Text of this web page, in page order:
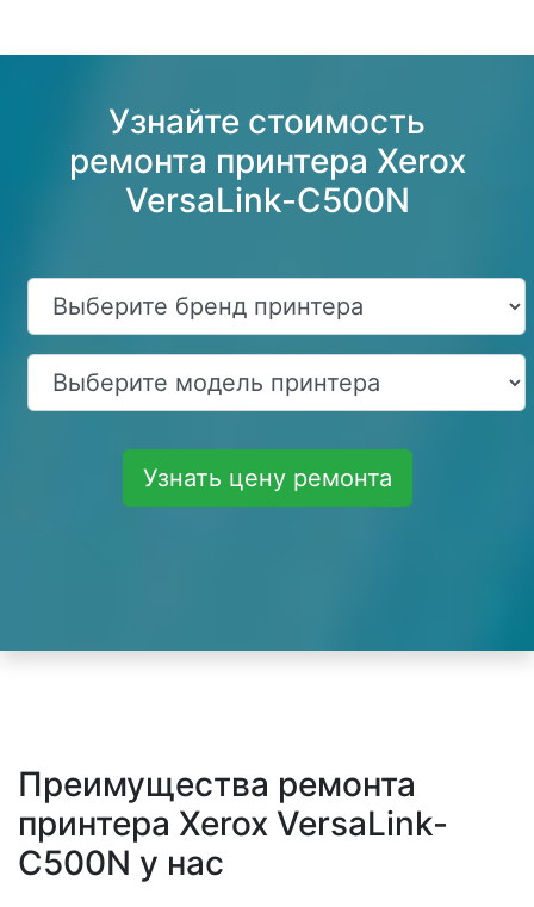
Узнайте стоимость
ремонта принтера Xerox
VersaLink-C500N
Узнать цену ремонта
Преимущества ремонта
принтера Xerox VersaLink-
C500N у нас